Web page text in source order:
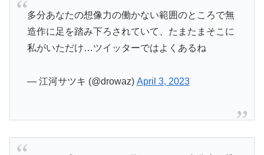
多分あなたの想像力の働かない範囲のところで無
造作に足を踏み下ろされていて、たまたまそこに
私がいただけ…ツイッターではよくあるね
— 江河サツキ (@drowaz) April 3, 2023